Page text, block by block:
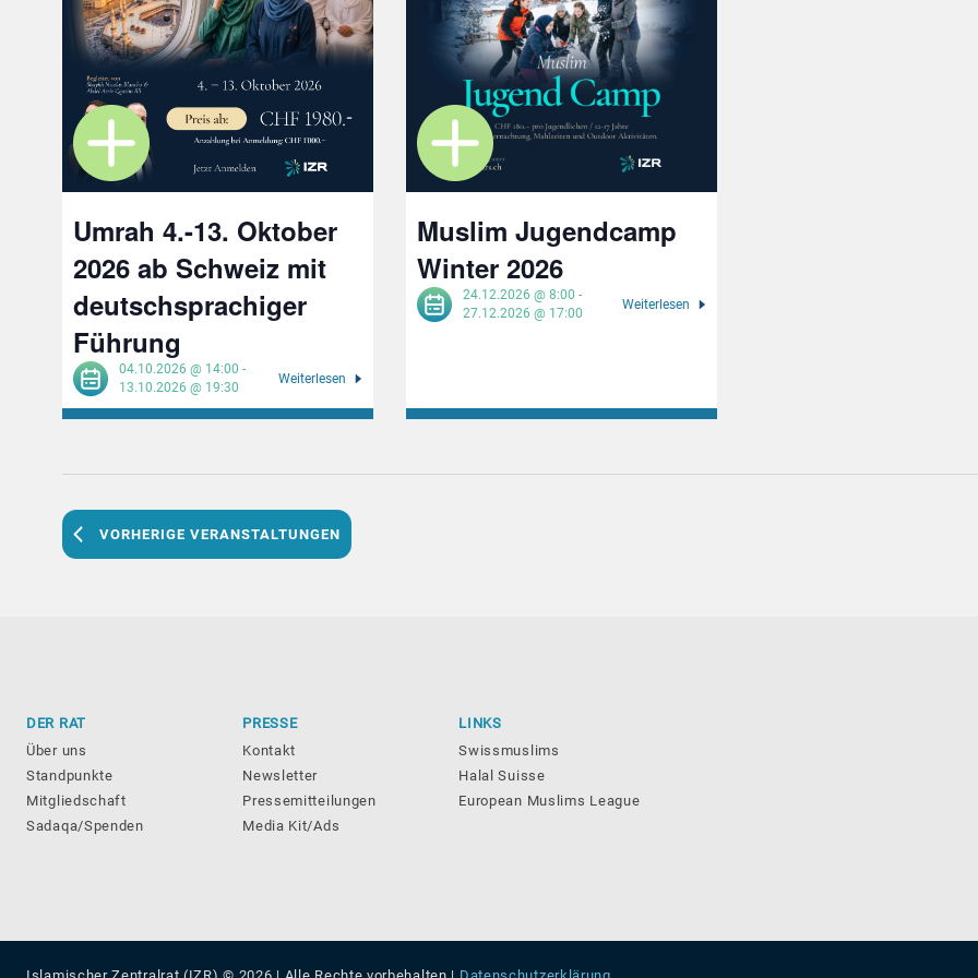
Umrah 4.-13. Oktober
2026 ab Schweiz mit
deutschsprachiger
Führung
04.10.2026 @ 14:00 -
13.10.2026 @ 19:30
Weiterlesen
Muslim Jugendcamp
Winter 2026
24.12.2026 @ 8:00 -
27.12.2026 @ 17:00
Weiterlesen
VORHERIGE VERANSTALTUNGEN
DER RAT
Über uns
Standpunkte
Mitgliedschaft
Sadaqa/Spenden
PRESSE
Kontakt
Newsletter
Pressemitteilungen
Media Kit/Ads
LINKS
Swissmuslims
Halal Suisse
European Muslims League